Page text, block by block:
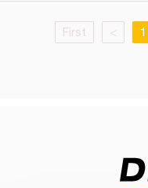
First < 1